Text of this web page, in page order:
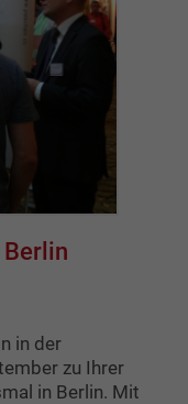
in der
zu Ihrer
in Berlin. Mit